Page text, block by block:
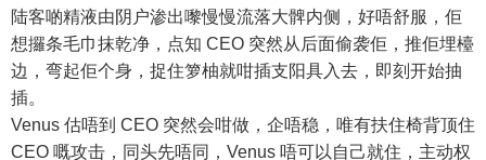
陆客啲精液由阴户渗出嚟慢慢流落大髀内侧，好唔舒服，佢
想攞条毛巾抹乾净，点知 CEO 突然从后面偷袭佢，推佢埋檯
边，弯起佢个身，捉住箩柚就咁插支阳具入去，即刻开始抽
插。
Venus 估唔到 CEO 突然会咁做，企唔稳，唯有扶住椅背顶住
CEO 嘅攻击，同头先唔同，Venus 唔可以自己就住，主动权